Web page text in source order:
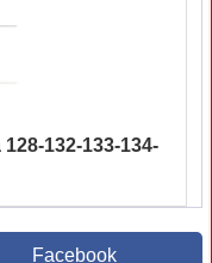
128-132-133-134-
Facebook